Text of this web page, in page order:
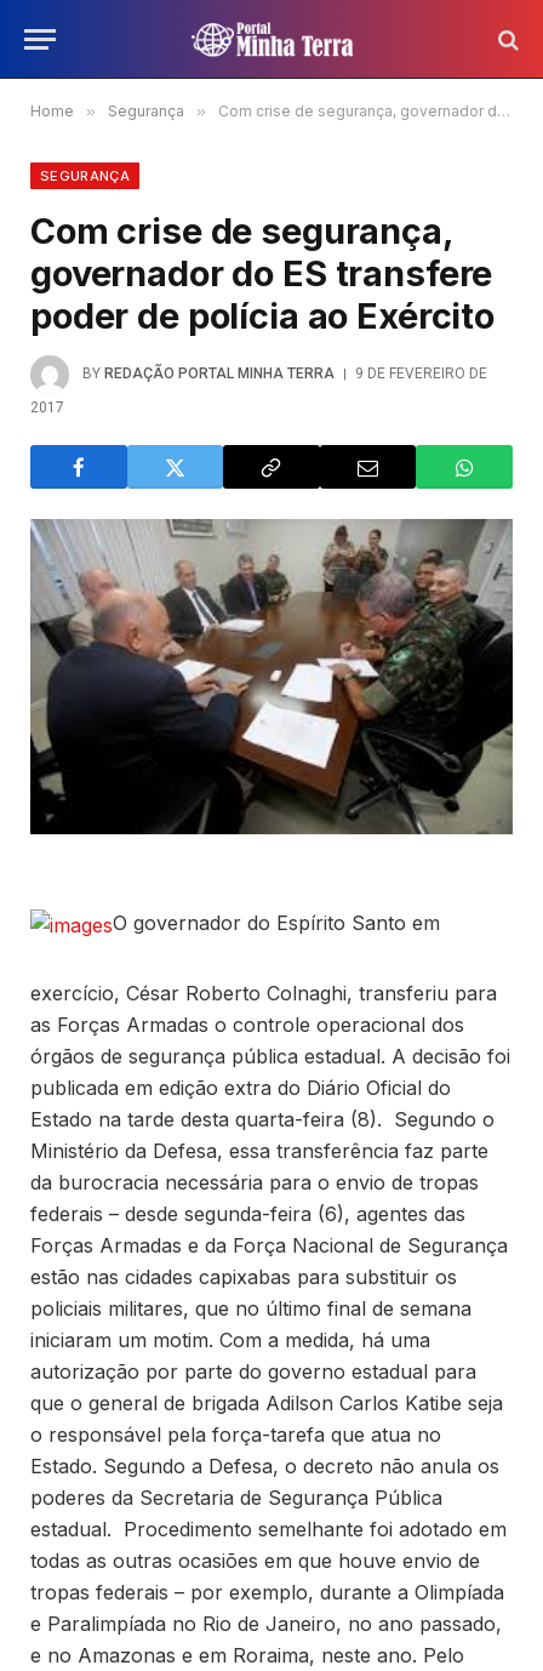
Home » Segurança » Com crise de segurança, governador do ES transfere poder de polícia ao Exército
SEGURANÇA
Com crise de segurança,
governador do ES transfere
poder de polícia ao Exército
BY REDAÇÃO PORTAL MINHA TERRA
9 DE FEVEREIRO DE
2017
O governador do Espírito Santo em
exercício, César Roberto Colnaghi, transferiu para
as Forças Armadas o controle operacional dos
órgãos de segurança pública estadual. A decisão foi
publicada em edição extra do Diário Oficial do
Estado na tarde desta quarta-feira (8). Segundo o
Ministério da Defesa, essa transferência faz parte
da burocracia necessária para o envio de tropas
federais – desde segunda-feira (6), agentes das
Forças Armadas e da Força Nacional de Segurança
estão nas cidades capixabas para substituir os
policiais militares, que no último final de semana
iniciaram um motim. Com a medida, há uma
autorização por parte do governo estadual para
que o general de brigada Adilson Carlos Katibe seja
o responsável pela força-tarefa que atua no
Estado. Segundo a Defesa, o decreto não anula os
poderes da Secretaria de Segurança Pública
estadual. Procedimento semelhante foi adotado em
todas as outras ocasiões em que houve envio de
tropas federais – por exemplo, durante a Olimpíada
e Paralimpíada no Rio de Janeiro, no ano passado,
e no Amazonas e em Roraima, neste ano. Pelo